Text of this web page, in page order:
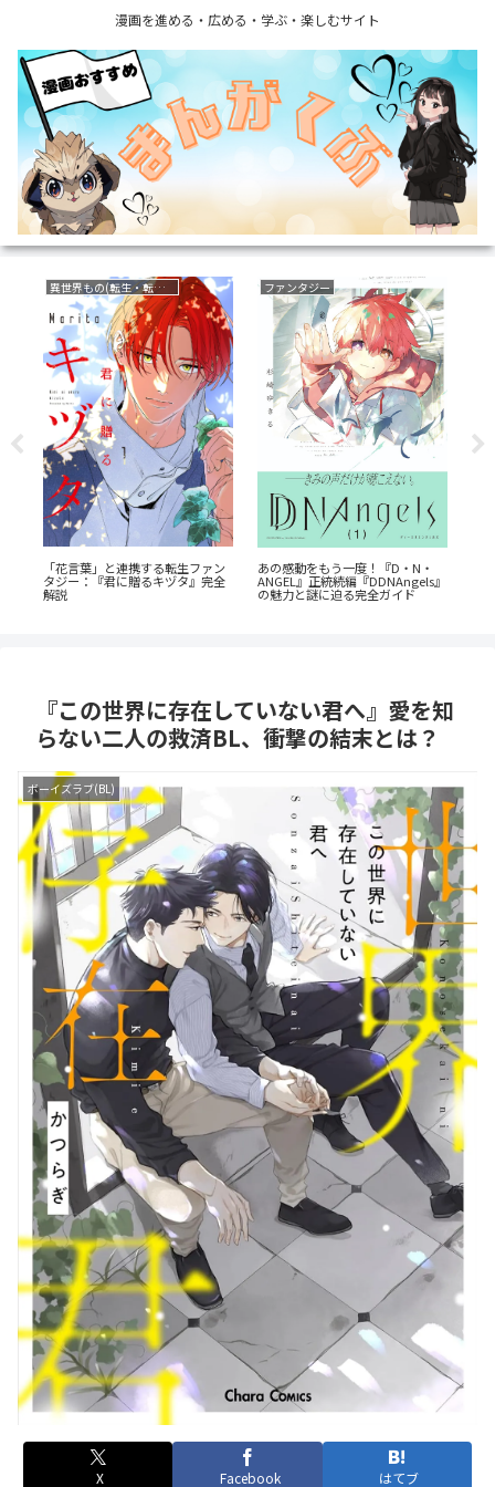
漫画を進める・広める・学ぶ・楽しむサイト
育児・子育て
蒼井まもる『ふつうの女の子』レ
ビュー。母としての葛藤と、娘の
成長に涙が止まらない
サスペンス
『オサナナジミとカノジョと』た
だの三角関係じゃない、秘密が渦
巻くセクシーサスペンスの魅力と
『この世界に存在していない君へ』愛を知
らない二人の救済BL、衝撃の結末とは？
ボーイズラブ(BL)
X Facebook はてブ